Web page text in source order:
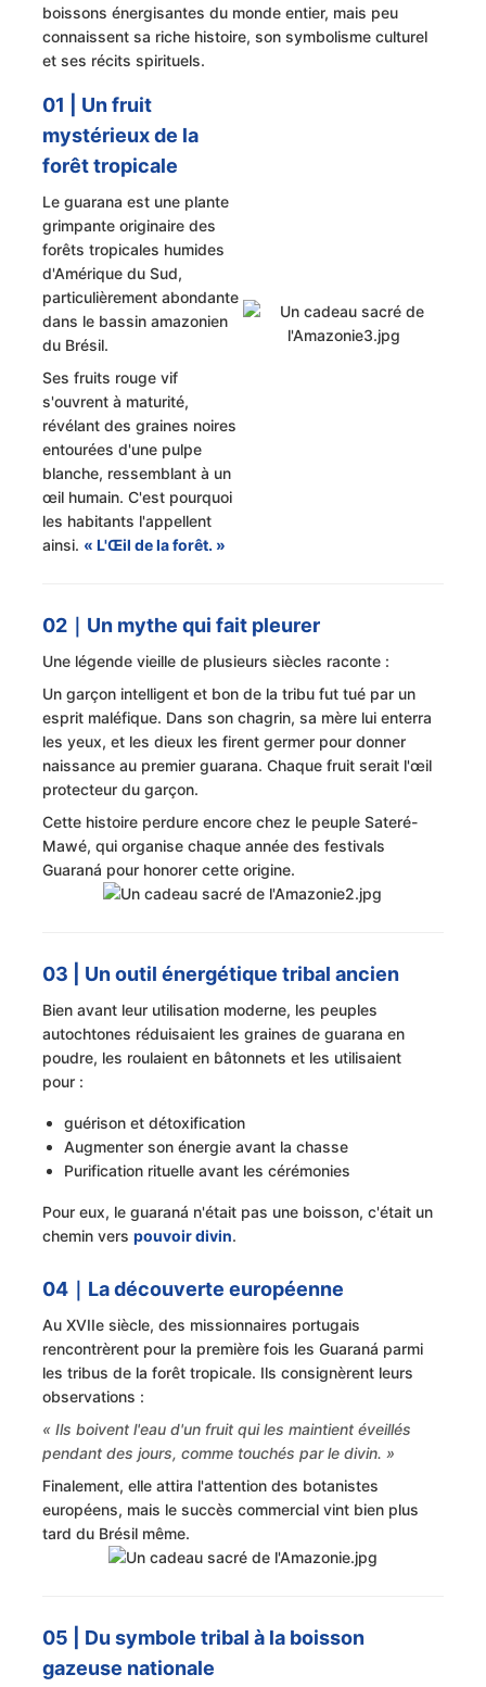
boissons énergisantes du monde entier, mais peu
connaissent sa riche histoire, son symbolisme culturel
et ses récits spirituels.
01 | Un fruit
mystérieux de la
forêt tropicale
Le guarana est une plante
grimpante originaire des
forêts tropicales humides
d'Amérique du Sud,
particulièrement abondante
dans le bassin amazonien
du Brésil.
Ses fruits rouge vif
s'ouvrent à maturité,
révélant des graines noires
entourées d'une pulpe
blanche, ressemblant à un
œil humain. C'est pourquoi
les habitants l'appellent
ainsi. « L'Œil de la forêt. »
02｜Un mythe qui fait pleurer
Une légende vieille de plusieurs siècles raconte :
Un garçon intelligent et bon de la tribu fut tué par un
esprit maléfique. Dans son chagrin, sa mère lui enterra
les yeux, et les dieux les firent germer pour donner
naissance au premier guarana. Chaque fruit serait l'œil
protecteur du garçon.
Cette histoire perdure encore chez le peuple Sateré-
Mawé, qui organise chaque année des festivals
Guaraná pour honorer cette origine.
03 | Un outil énergétique tribal ancien
Bien avant leur utilisation moderne, les peuples
autochtones réduisaient les graines de guarana en
poudre, les roulaient en bâtonnets et les utilisaient
pour :
guérison et détoxification
Augmenter son énergie avant la chasse
Purification rituelle avant les cérémonies
Pour eux, le guaraná n'était pas une boisson, c'était un
chemin vers pouvoir divin.
04｜La découverte européenne
Au XVIIe siècle, des missionnaires portugais
rencontrèrent pour la première fois les Guaraná parmi
les tribus de la forêt tropicale. Ils consignèrent leurs
observations :
« Ils boivent l'eau d'un fruit qui les maintient éveillés
pendant des jours, comme touchés par le divin. »
Finalement, elle attira l'attention des botanistes
européens, mais le succès commercial vint bien plus
tard du Brésil même.
05 | Du symbole tribal à la boisson
gazeuse nationale